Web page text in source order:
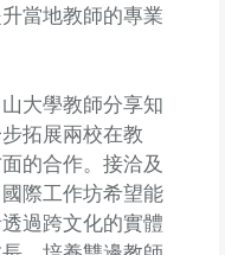
當地教師的專業
大學教師分享知
拓展兩校在教
的合作。接洽及
際工作坊希望能
過跨文化的實體